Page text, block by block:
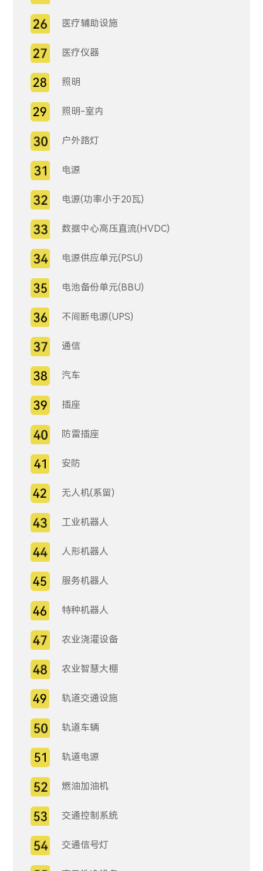
医疗辅助设施
医疗仪器
照明
照明-室内
户外路灯
电源
电源(功率小于20瓦)
数据中心高压直流(HVDC)
电源供应单元(PSU)
电池备份单元(BBU)
不间断电源(UPS)
通信
汽车
插座
防雷插座
安防
无人机(系留)
工业机器人
人形机器人
服务机器人
特种机器人
农业浇灌设备
农业智慧大棚
轨道交通设施
轨道车辆
轨道电源
燃油加油机
交通控制系统
交通信号灯